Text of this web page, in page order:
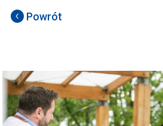
Powrót